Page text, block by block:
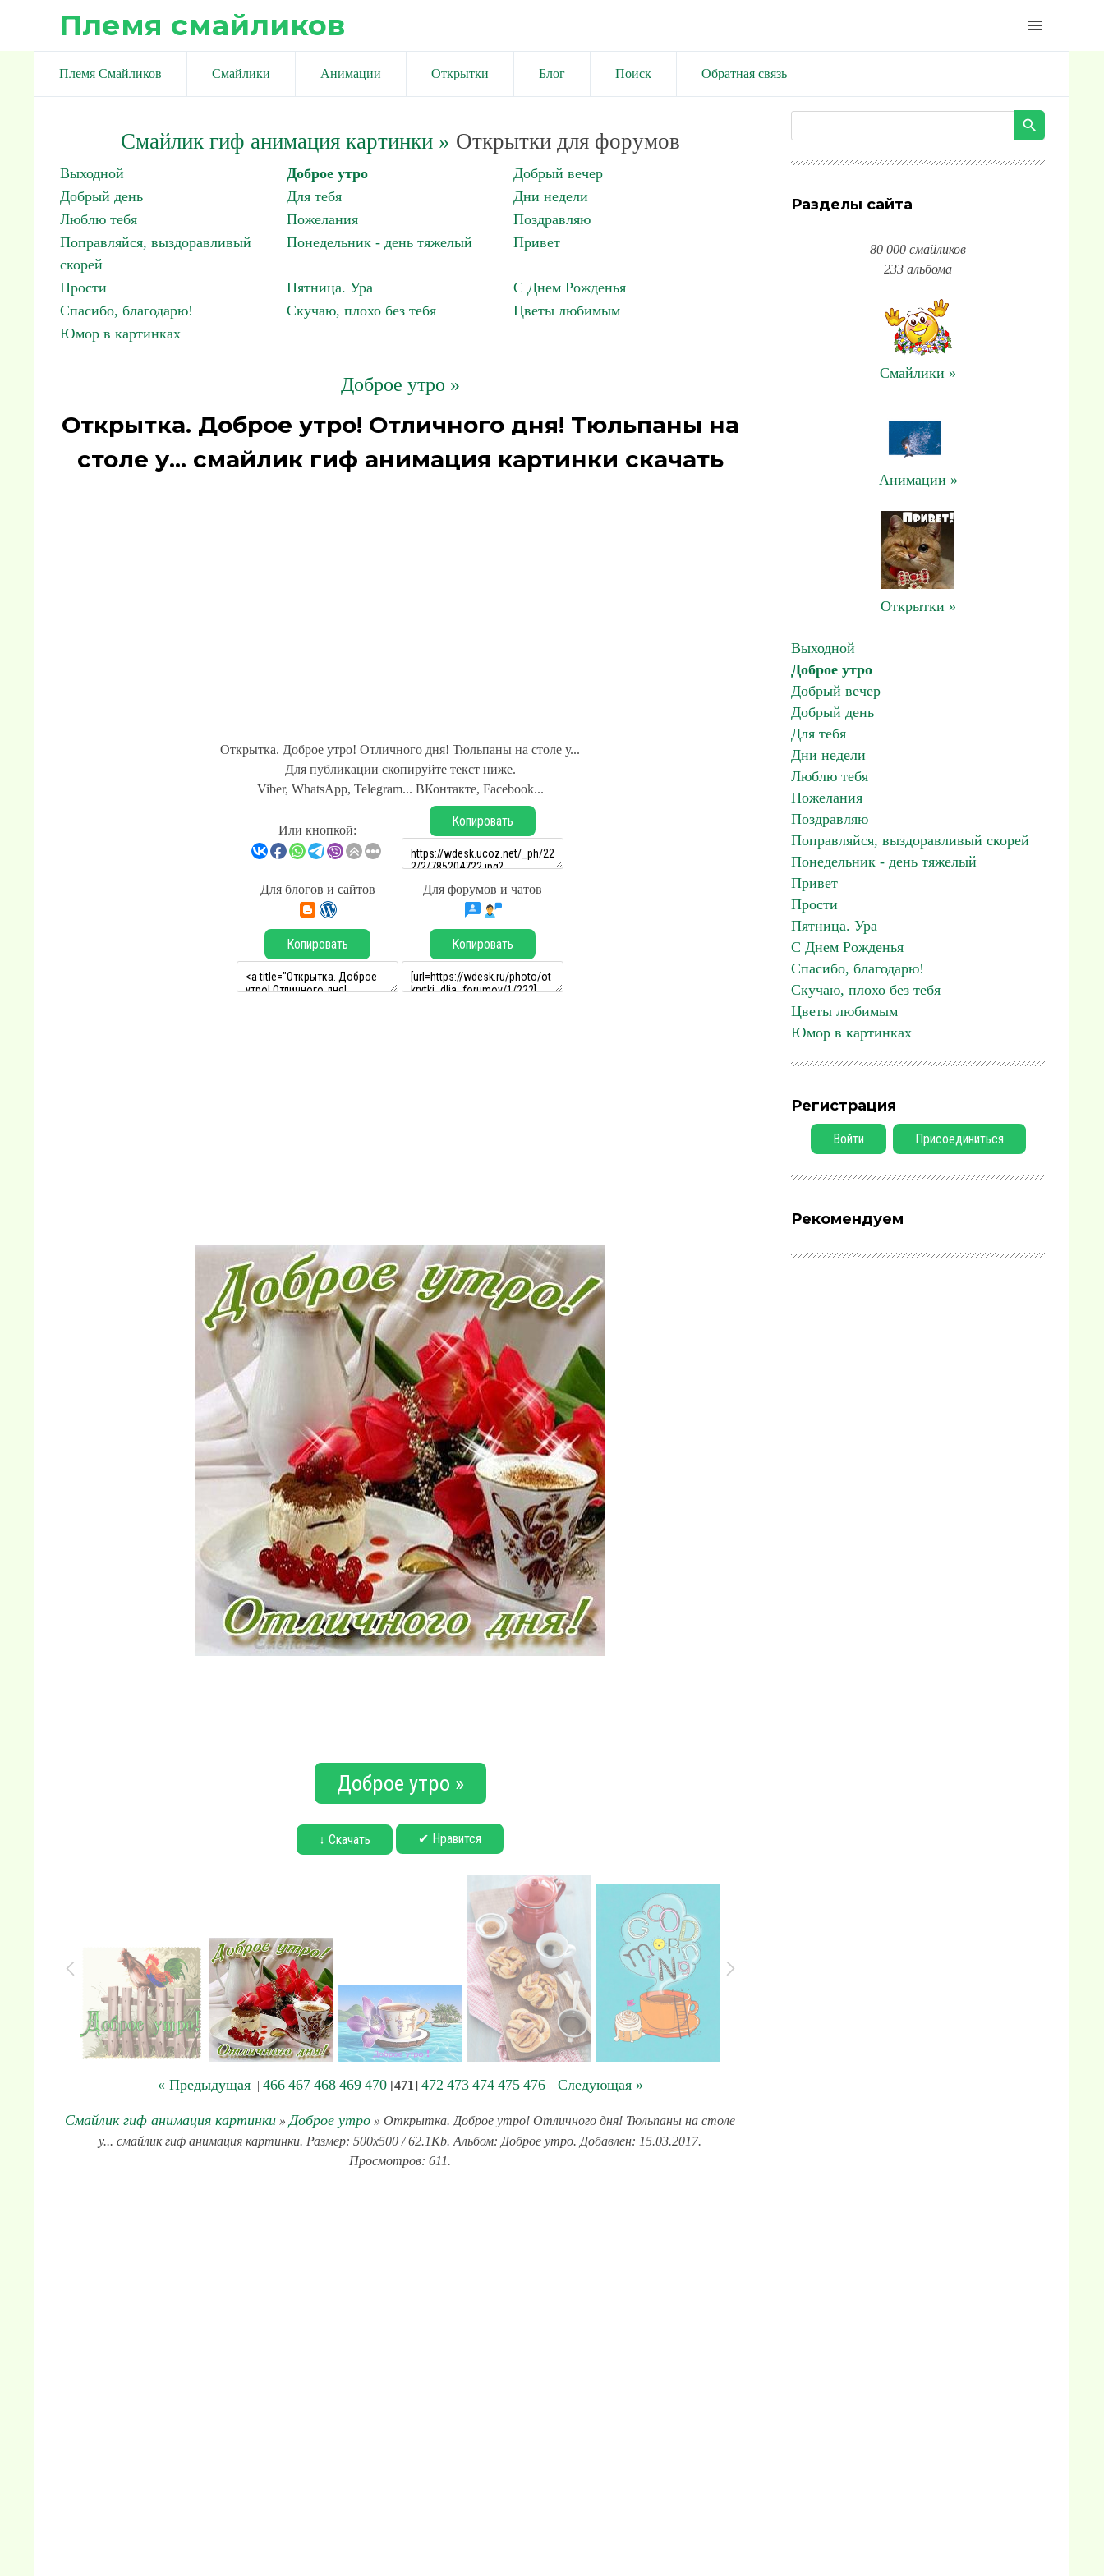
Племя смайликов menu
Племя Смайликов Смайлики Анимации Открытки Блог Поиск Обратная связь
Смайлик гиф анимация картинки» Открытки для форумов
Выходной Доброе утро
Добрый вечер
Добрый день
Для тебя
Дни недели
Люблю тебя
Пожелания
Поздравляю
Поправляйся, выздоравливый
скорей
Понедельник - день тяжелый Привет
Прости Пятница. Ура
С Днем Рожденья
Спасибо, благодарю!
Скучаю, плохо без тебя
Цветы любимым
Юмор в картинках
Доброе утро »
Открытка. Доброе утро! Отличного дня! Тюльпаны на
столе у... смайлик гиф анимация картинки скачать
Открытка. Доброе утро! Отличного дня! Тюльпаны на столе у...
Для публикации скопируйте текст ниже.
Viber, WhatsApp, Telegram... ВКонтакте, Facebook...
Или кнопкой:
Копировать
Для блогов и сайтов Для форумов и чатов
Копировать Копировать
Доброе утро »
↓ Скачать ✔ Нравится
« Предыдущая| 466 467 468 469 470[471] 472 473 474 475 476| Следующая »
Смайлик гиф анимация картинки » Доброе утро » Открытка. Доброе утро! Отличного дня! Тюльпаны на столе
у... смайлик гиф анимация картинки. Размер: 500x500 / 62.1Kb. Альбом: Доброе утро. Добавлен: 15.03.2017.
Просмотров: 611.
Разделы сайта
80 000 смайликов
233 альбома
Смайлики »
Анимации »
Открытки »
Выходной
Доброе утро
Добрый вечер
Добрый день
Для тебя
Дни недели
Люблю тебя
Пожелания
Поздравляю
Поправляйся, выздоравливый скорей
Понедельник - день тяжелый
Привет
Прости
Пятница. Ура
С Днем Рожденья
Спасибо, благодарю!
Скучаю, плохо без тебя
Цветы любимым
Юмор в картинках
Регистрация
Войти Присоединиться
Рекомендуем